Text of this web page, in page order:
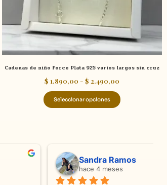
Cadenas de niño Force Plata 925 varios largos sin cruz
$ 1.890,00 - $ 2.490,00
Seleccionar opciones
elegir
página
de
producto
valentina silva
hace 6 meses